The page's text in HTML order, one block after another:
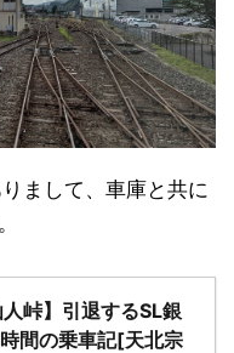
まして、車庫と共に
人峠】引退するSL銀
間の乗車記[天北宗